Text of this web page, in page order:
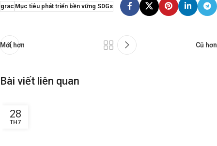
grac Mục tiêu phát triển bền vững SDGs
Mới hơn Cũ hơn
Bài viết liên quan
28
TH7